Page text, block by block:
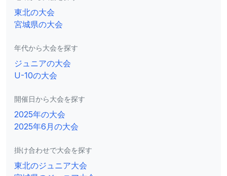
東北の大会
宮城県の大会
年代から大会を探す
ジュニアの大会
U-10の大会
開催日から大会を探す
2025年の大会
2025年6月の大会
掛け合わせで大会を探す
東北のジュニア大会